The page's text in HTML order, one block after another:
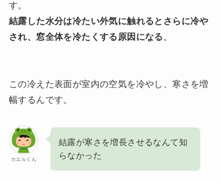
す。
結露した水分は冷たい外気に触れるとさらに冷や
され、窓全体を冷たくする原因になる。
この冷えた表面が室内の空気を冷やし、寒さを増
幅するんです。
カエルくん
結露が寒さを増長させるなんて知
らなかった